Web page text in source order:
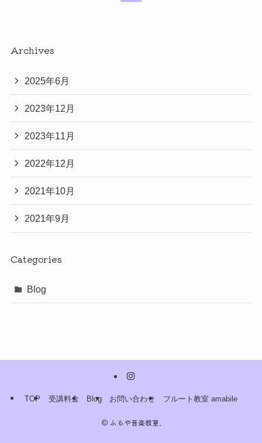
Archives
2025年6月
2023年12月
2023年11月
2022年12月
2021年10月
2021年9月
Categories
Blog
TOP 受講料金 Blog お問い合わせ フルート教室 amabile
© ふるや音楽教室.